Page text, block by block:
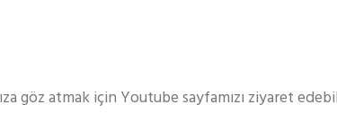
göz atmak için Youtube sayfamızı ziyaret